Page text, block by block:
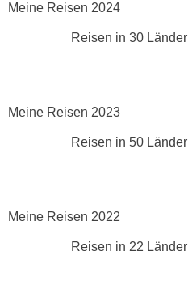
Meine Reisen 2024
Reisen in 30 Länder
Meine Reisen 2023
Reisen in 50 Länder
Meine Reisen 2022
Reisen in 22 Länder